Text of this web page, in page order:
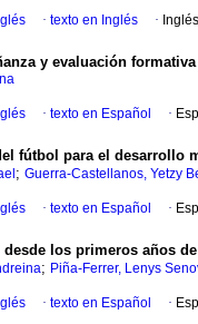
· texto en Inglés ·
y evaluación
· texto en Español ·
fútbol para el desarrollo
; Guerra-Castellanos, Yetzy
· texto en Español ·
los primeros años
; Piña-Ferrer, Lenys
· texto en Español ·